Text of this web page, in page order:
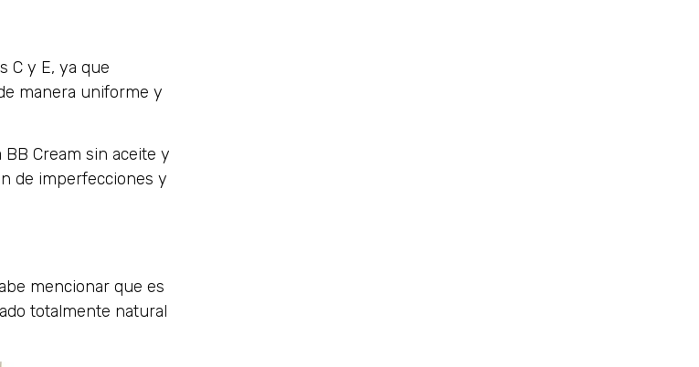
C y E, ya que
manera uniforme y
Cream sin aceite y
de imperfecciones y
mencionar que es
totalmente natural